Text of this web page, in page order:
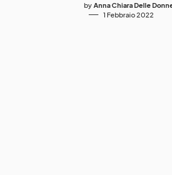
by Anna Chiara Delle
1 Febbraio 2022